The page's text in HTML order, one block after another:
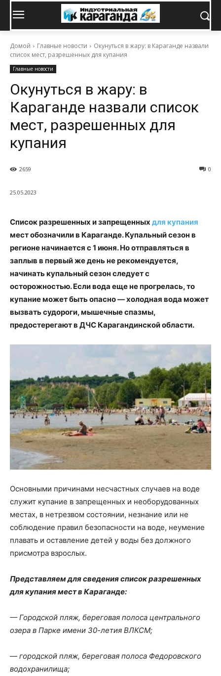
Домой Главные новости
Окунуться в жару: в Караганде назвали
список мест, разрешенных для купания
Главные новости
Окунуться в жару: в
Караганде назвали список
мест, разрешенных для
купания
0
2659
25.05.2023
Список разрешенных и запрещенных для купания
мест обозначили в Караганде. Купальный сезон в
регионе начинается с 1 июня. Но отправляться в
заплыв в первый же день не рекомендуется,
начинать купальный сезон следует с
осторожностью. Если вода еще не прогрелась, то
купание может быть опасно — холодная вода может
вызвать судороги, мышечные спазмы,
предостерегают в ДЧС Карагандинской области.
Основными причинами несчастных случаев на воде
служит купание в запрещенных и необорудованных
местах, в нетрезвом состоянии, незнание или не
соблюдение правил безопасности на воде, неумение
плавать и оставление детей у воды без должного
присмотра взрослых.
Представляем для сведения список разрешенных
для купания мест в Караганде:
— Городской пляж, береговая полоса центрального
озера в Парке имени 30-летия ВЛКСМ;
— городской пляж, береговая полоса Федоровского
водохранилища;